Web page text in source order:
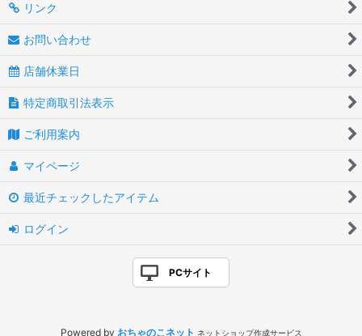
リンク
お問い合わせ
店舗休業日
特定商取引法表示
ご利用案内
マイページ
最近チェックしたアイテム
ログイン
PCサイト
Powered by おちゃのこネット ネットショップ作成サービス